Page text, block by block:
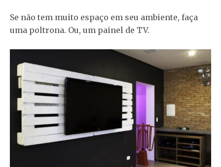
Se não tem muito espaço em seu ambiente, faça
uma poltrona. Ou, um painel de TV.